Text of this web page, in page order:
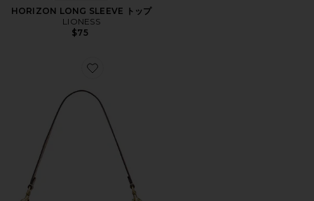
HORIZON LONG SLEEVE トップ
LIONESS
$75
Favorite CRYSTAL SIGNATURE SOFT TABBY 約66CM